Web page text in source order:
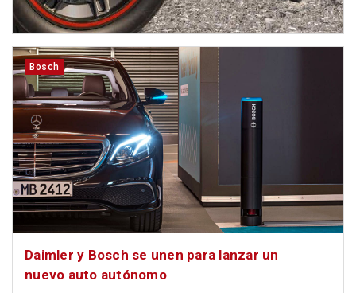
Bosch
Daimler y Bosch se unen para lanzar un
nuevo auto autónomo